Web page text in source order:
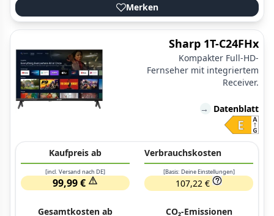
Merken
Sharp 1T-C24FHx
Kompakter Full-HD-
Fernseher mit integriertem
Receiver.
→ Datenblatt
Kaufpreis ab
[incl. Versand nach DE]
99,99 €
Verbrauchskosten
[Basis: Deine Einstellungen]
107,22 €
Gesamtkosten ab CO₂-Emissionen